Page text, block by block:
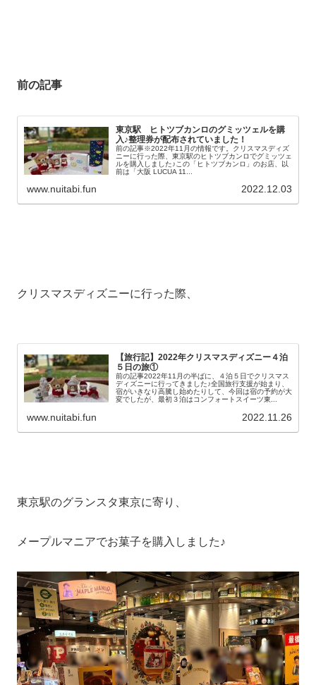
前の記事
東京駅 ヒトツブカンロのグミッツェルを購
入♪整理券が配布されていました！
前の記事※2022年11月の情報です。クリスマスディズ
ニーに行った際、東京駅のヒトツブカンロでグミッツェ
ルを購入しました♪この「ヒトツブカンロ」のお店、以
前は「大阪 LUCUA 11...
www.nuitabi.fun 2022.12.03
クリスマスディズニーに行った際、
【旅行記】2022年クリスマスディズニー４泊
５日の旅①
前の記事2022年11月の半ばに、４泊５日でクリスマス
ディズニーに行ってきました♪全国旅行支援が始まり、
宿がいきなり高騰し始めたりして、今回は宿の予約が大
変でしたが、最初３泊はコンフォートスイーツ東...
www.nuitabi.fun 2022.11.26
東京駅のグランスタ東京に寄り、
メープルマニアでお菓子を購入しました♪